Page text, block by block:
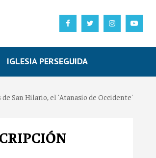
IGLESIA PERSEGUIDA
de San Hilario, el 'Atanasio de Occidente'